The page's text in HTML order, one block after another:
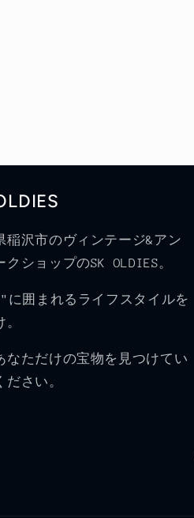
稲沢市のヴィンテージ&アン
クショップのSK OLDIES。
に囲まれるライフスタイルを
なただけの宝物を見つけてい
ださい。